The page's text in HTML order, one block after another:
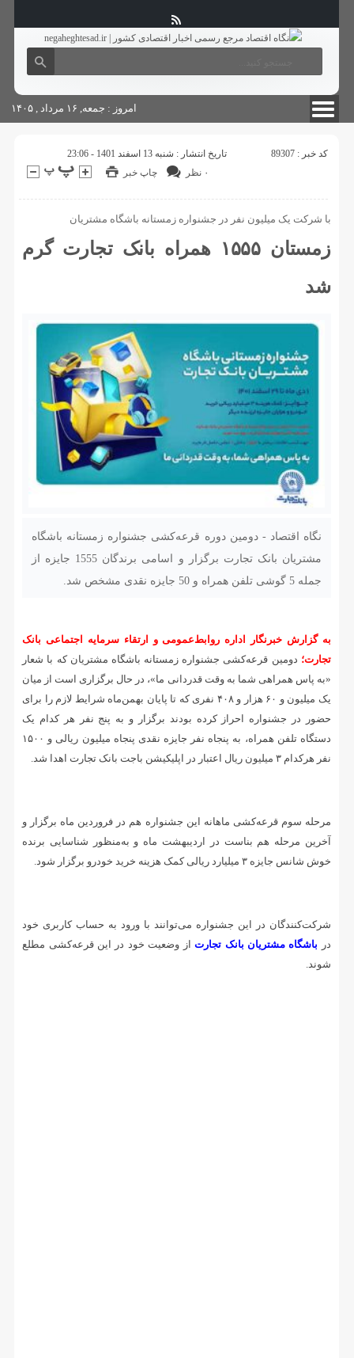
آگهی های دولتی چاپ شناسنامه سایت
امروز : جمعه, ۱۶ مرداد , ۱۴۰۵
کد خبر : 89307
تاریخ انتشار : شنبه 13 اسفند 1401 - 23:06
چاپ خبر
۰ نظر
با شرکت یک میلیون نفر در جشنواره زمستانه باشگاه مشتریان
زمستان ۱۵۵۵ همراه بانک تجارت گرم
شد
نگاه اقتصاد - دومین دوره قرعه‌کشی جشنواره زمستانه باشگاه
مشتریان بانک تجارت برگزار و اسامی برندگان 1555 جایزه از
جمله 5 گوشی تلفن همراه و 50 جایزه نقدی مشخص شد.
به گزارش خبرنگار اداره روابط‌عمومی و ارتقاء سرمایه اجتماعی بانک
تجارت؛ دومین قرعه‌کشی جشنواره زمستانه باشگاه مشتریان که با شعار
«به‌ پاس همراهی شما به وقت قدردانی ما»، در حال برگزاری است از میان
یک میلیون و ۶۰ هزار و ۴۰۸ نفری که تا پایان بهمن‌ماه شرایط لازم را برای
حضور در جشنواره احراز کرده بودند برگزار و به پنج نفر هر کدام یک
دستگاه تلفن همراه، به پنجاه نفر جایزه نقدی پنجاه میلیون ریالی و ۱۵۰۰
نفر هرکدام ۳ میلیون ریال اعتبار در اپلیکیشن باجت بانک تجارت اهدا شد.
مرحله سوم قرعه‌کشی ماهانه این جشنواره هم در فروردین ماه برگزار و
آخرین مرحله هم بناست در اردیبهشت ماه و به‌منظور شناسایی برنده
خوش شانس جایزه ۳ میلیارد ریالی کمک هزینه خرید خودرو برگزار شود.
شرکت‌کنندگان در این جشنواره می‌توانند با ورود به حساب کاربری خود
در باشگاه مشتریان بانک تجارتاز وضعیت خود در این قرعه‌کشی مطلع
شوند.